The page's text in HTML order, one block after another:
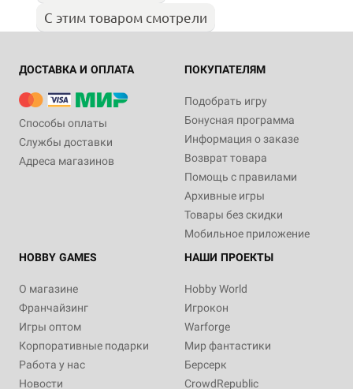
С этим товаром смотрели
ДОСТАВКА И ОПЛАТА
Способы оплаты
Службы доставки
Адреса магазинов
ПОКУПАТЕЛЯМ
Подобрать игру
Бонусная программа
Информация о заказе
Возврат товара
Помощь с правилами
Архивные игры
Товары без скидки
Мобильное приложение
HOBBY GAMES
О магазине
Франчайзинг
Игры оптом
Корпоративные подарки
Работа у нас
Новости
НАШИ ПРОЕКТЫ
Hobby World
Игрокон
Warforge
Мир фантастики
Берсерк
CrowdRepublic